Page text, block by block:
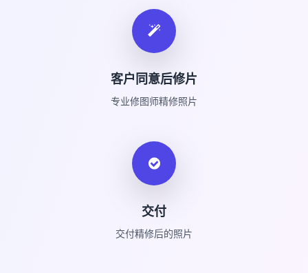
客户同意后修片
专业修图师精修照片
交付
交付精修后的照片